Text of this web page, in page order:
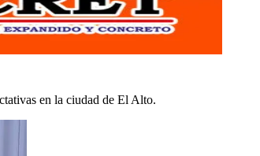
en la ciudad de El Alto.